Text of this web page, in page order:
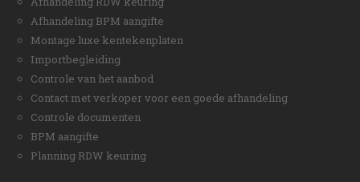
Afhandeling BPM aangifte
Montage luxe kentekenplaten
Importbegleiding
Controle van het aanbod
Contact met verkoper voor een goede afhandeling
Controle documenten
BPM aangifte
Planning RDW keuring